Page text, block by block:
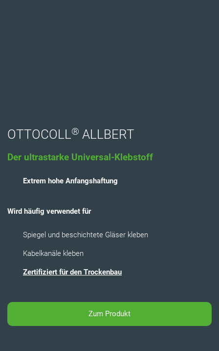
OTTOCOLL® ALLBERT
Der ultrastarke Universal-Klebstoff
Extrem hohe Anfangshaftung
Wird häufig verwendet für
Spiegel und beschichtete Gläser kleben
Kabelkanäle kleben
Zertifiziert für den Trockenbau
Zum Produkt